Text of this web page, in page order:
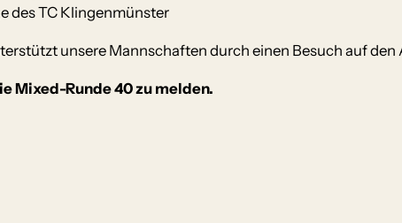
des TC Klingenmünster
unsere Mannschaften durch einen Besuch auf den
Mixed-Runde 40 zu melden.